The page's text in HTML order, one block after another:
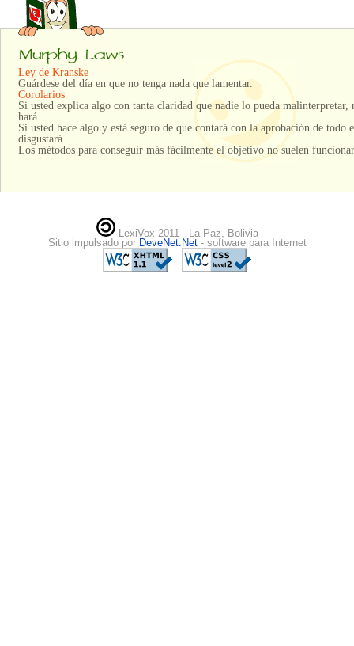
Ley de Kranske
Guárdese del día en que no tenga nada que lamentar.
Corolarios
Si usted explica algo con tanta claridad que nadie lo pueda malinterpretar,
hará.
Si usted hace algo y está seguro de que contará con la aprobación de todo
disgustará.
Los métodos para conseguir más fácilmente el objetivo no suelen
LexiVox 2011 - La Paz, Bolivia
Sitio impulsado por DeveNet.Net - software para Internet